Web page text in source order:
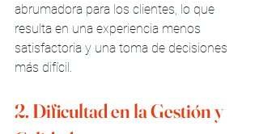
abrumadora para los clientes, lo que
resulta en una experiencia menos
satisfactoria y una toma de decisiones
más difícil.
2. Dificultad en la Gestión y